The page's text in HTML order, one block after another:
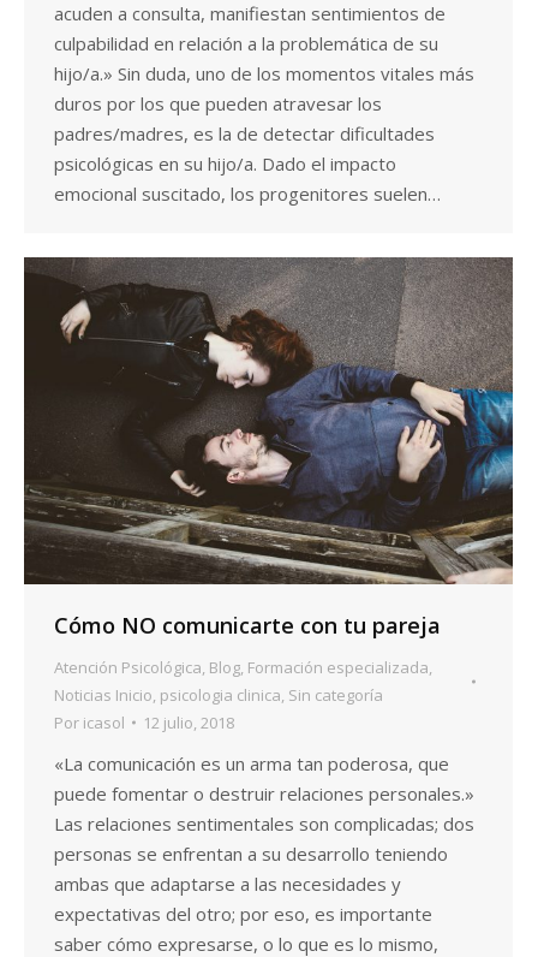
acuden a consulta, manifiestan sentimientos de
culpabilidad en relación a la problemática de su
hijo/a.» Sin duda, uno de los momentos vitales más
duros por los que pueden atravesar los
padres/madres, es la de detectar dificultades
psicológicas en su hijo/a. Dado el impacto
emocional suscitado, los progenitores suelen…
Cómo NO comunicarte con tu pareja
Atención Psicológica, Blog, Formación especializada,
Noticias Inicio, psicologia clinica, Sin categoría
Por icasol 12 julio, 2018
«La comunicación es un arma tan poderosa, que
puede fomentar o destruir relaciones personales.»
Las relaciones sentimentales son complicadas; dos
personas se enfrentan a su desarrollo teniendo
ambas que adaptarse a las necesidades y
expectativas del otro; por eso, es importante
saber cómo expresarse, o lo que es lo mismo,